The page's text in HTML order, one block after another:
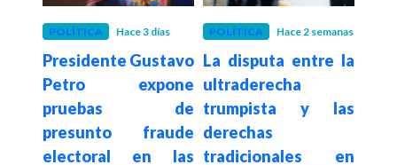
POLÍTICA Hace 3 días
Presidente Gustavo
Petro expone
pruebas de
presunto fraude
electoral en las
POLÍTICA Hace 2 semanas
La disputa entre la
ultraderecha
trumpista y las
derechas
tradicionales en